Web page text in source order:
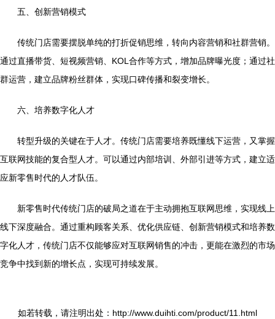
五、创新营销模式
传统门店需要摆脱单纯的打折促销思维，转向内容营销和社群营销。
通过直播带货、短视频营销、KOL合作等方式，增加品牌曝光度；通过社
群运营，建立品牌粉丝群体，实现口碑传播和裂变增长。
六、培养数字化人才
转型升级的关键在于人才。传统门店需要培养既懂线下运营，又掌握
互联网技能的复合型人才。可以通过内部培训、外部引进等方式，建立适
应新零售时代的人才队伍。
新零售时代传统门店的破局之道在于主动拥抱互联网思维，实现线上
线下深度融合。通过重构顾客关系、优化供应链、创新营销模式和培养数
字化人才，传统门店不仅能够应对互联网销售的冲击，更能在激烈的市场
竞争中找到新的增长点，实现可持续发展。
如若转载，请注明出处：http://www.duihti.com/product/11.html